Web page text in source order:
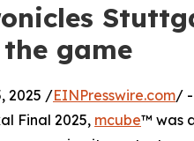
game
2025 /EINPresswire.com/
Final 2025, mcube™ was